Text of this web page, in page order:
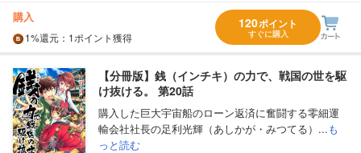
購入
1%還元 ：1ポイント獲得
120ポイント
すぐに購入
【分冊版】銭（インチキ）の力で、戦国の世を駆
け抜ける。 第20話
購入した巨大宇宙船のローン返済に奮闘する零細運
輸会社社長の足利光輝（あしかが・みつてる）...も
っと読む